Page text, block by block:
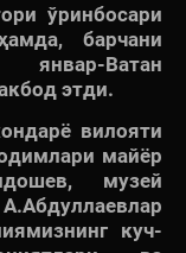
ўринбосари
барчани
Ватан
этди.
вилояти
майёр
музей
куч-